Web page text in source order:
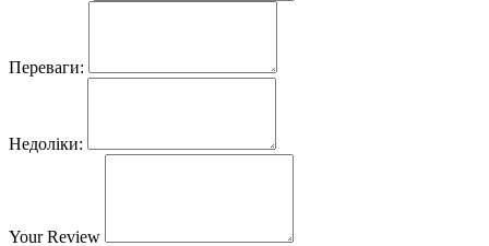
Переваги:
Недоліки:
Your Review